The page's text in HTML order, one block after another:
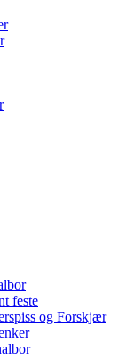
feste
og Forskjær